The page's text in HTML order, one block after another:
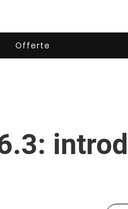
Offerte